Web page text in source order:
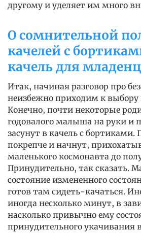
другому и уделяет им много
О сомнительной
качелей с
качель для
Итак, начиная разговор про
неизбежно приходим к выбору
Конечно, почти некоторые
годовалого малыша на руки и
засунут в качель с бортиками.
покрепче и начнут,
маленького космонавта до
Принудительно, так сказать.
состояние измененного
готов там сидеть-качаться.
иногда несколько минут, в
насколько привычно ему
принудительного укачивания